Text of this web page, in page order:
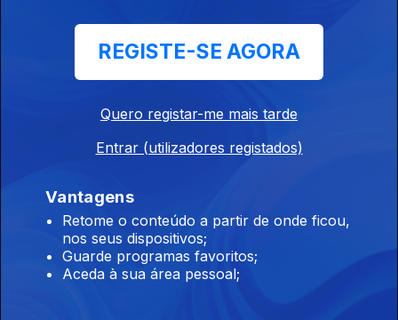
Marcha do Lumiar
05 jun. 2025
Com o tema "Taberna em Festa", a Marcha do Lumiar celebra
foi conhecer a história desta marcha que, com a ajuda de
Marcha de Marvila
O Miguel Peixoto foi espreitar os ensaios. Testemunhou a
alegria contagiante que é poder representar o bairro e até
encontrou, dizem, o Jorge Jesus das marchas.
REGISTE-SE AGORA
Quero registar-me mais tarde
Entrar (utilizadores registados)
Vantagens
Retome o conteúdo a partir de onde ficou,
nos seus dispositivos;
Guarde programas favoritos;
Aceda à sua área pessoal;